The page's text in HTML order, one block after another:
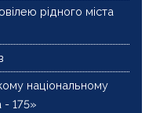
рідного міста
національному
- 175»